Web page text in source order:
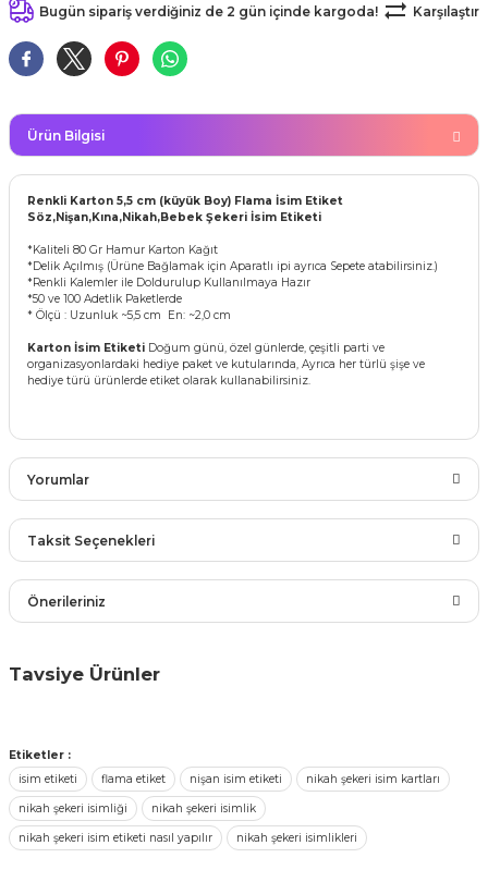
Malzemeleri
Çeşitleri
Bugün sipariş verdiğiniz de 2 gün içinde kargoda! Karşılaştır
Ürün Bilgisi
Renkli Karton 5,5 cm (küyük Boy) Flama İsim Etiket
Söz,Nişan,Kına,Nikah,Bebek Şekeri İsim Etiketi
*Kaliteli 80 Gr Hamur Karton Kağıt
*Delik Açılmış (Ürüne Bağlamak için Aparatlı ipi ayrıca Sepete atabilirsiniz.)
*Renkli Kalemler ile Doldurulup Kullanılmaya Hazır
*50 ve 100 Adetlik Paketlerde
* Ölçü : Uzunluk ~5,5 cm En: ~2,0 cm
Karton İsim Etiketi Doğum günü, özel günlerde, çeşitli parti ve
organizasyonlardaki hediye paket ve kutularında, Ayrıca her türlü şişe ve
hediye türü ürünlerde etiket olarak kullanabilirsiniz.
Yorumlar
Bu ürüne ilk yorumu siz yapın!
Taksit Seçenekleri
Önerileriniz
Bu ürünün fiyat bilgisi, resim, ürün açıklamalarında ve diğer
konularda yetersiz gördüğünüz noktaları öneri formunu
Ürün resmi kalitesiz, bozuk veya görüntülenemiyor.
Ürün açıklamasında eksik bilgiler bulunuyor.
Ürün bilgilerinde hatalar bulunuyor.
Tavsiye Ürünler
29,87 ₺ + KDV
Stokta Yok
Etiketler :
isim etiketi
flama etiket nişan isim etiketi nikah şekeri isim kartları
nikah şekeri isimliği nikah şekeri isimlik
nikah şekeri isim etiketi nasıl yapılır nikah şekeri isimlikleri